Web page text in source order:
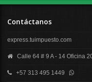
Contáctanos
express.tuimpuesto.com
Calle 64 # 9 A - 14 Oficina
+57 313 495 1449